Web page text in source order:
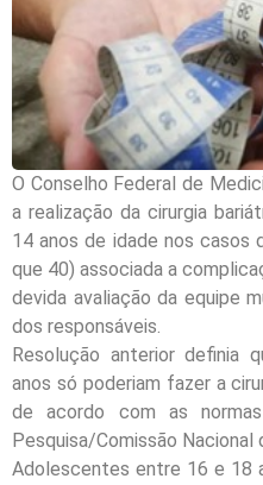
O Conselho Federal de
a realização da cirurgia
14 anos de idade nos casos
que 40) associada a
devida avaliação da equipe
dos responsáveis.
Resolução anterior definia
anos só poderiam fazer a
de acordo com as
Pesquisa/Comissão Nacional
Adolescentes entre 16 e 18